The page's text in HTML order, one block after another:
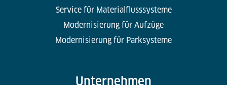
Service für Materialflusssysteme
Modernisierung für Aufzüge
Modernisierung für Parksysteme
Unternehmen